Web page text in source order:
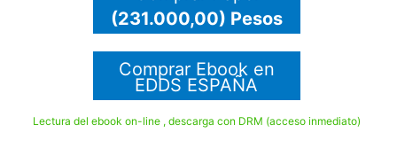
(231.000,00) Pesos
Comprar Ebook en
EDDS ESPAÑA
Lectura del ebook on-line , descarga con DRM (acceso inmediato)